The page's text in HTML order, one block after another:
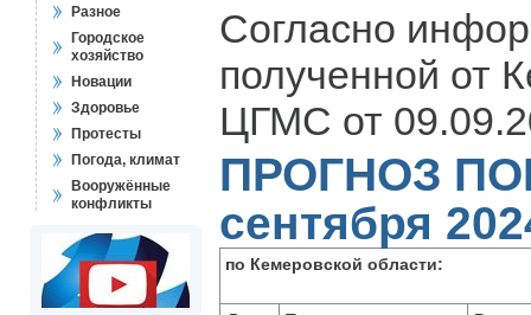
Разное
Городское
хозяйство
Новации
Здоровье
Протесты
Погода, климат
Вооружённые
конфликты
Согласно
полученной от
ЦГМС от
ПРОГНОЗ
сентября
по Кемеровской области: